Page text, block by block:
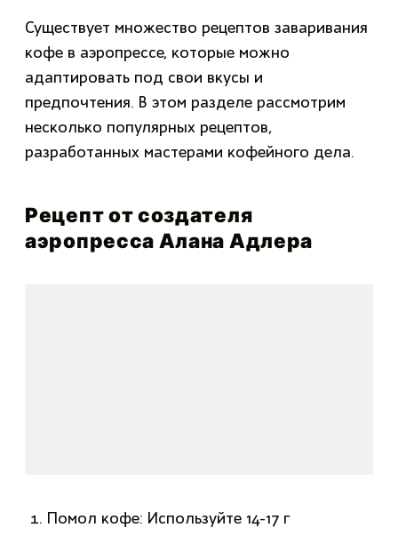
Существует множество рецептов заваривания
кофе в аэропрессе, которые можно
адаптировать под свои вкусы и
предпочтения. В этом разделе рассмотрим
несколько популярных рецептов,
разработанных мастерами кофейного дела.
Рецепт от создателя
аэропресса Алана Адлера
Помол кофе: Используйте 14-17 г